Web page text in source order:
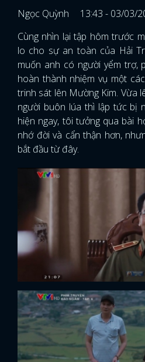
Ngọc Quỳnh
13:43 - 03/03/
Cùng nhìn lại tập hôm trước
lo cho sự an toàn của Hải
muốn anh có người yểm trợ,
hoàn thành nhiệm vụ một
trinh sát lên Mường Kim. Vừa
người buôn lúa thì lập tức bị
hiện ngay, tôi tưởng qua bài
nhớ đời và cẩn thận hơn,
bắt đầu từ đây.